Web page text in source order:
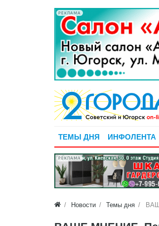
РЕКЛАМА
ТЕМЫ ДНЯ ИНФОЛЕНТА
РЕКЛАМА
Новости Темы дня